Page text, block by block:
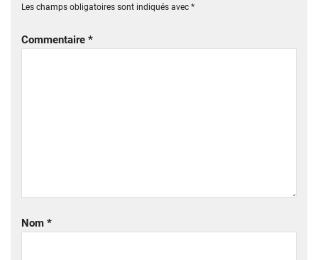
Les champs obligatoires sont indiqués avec *
Commentaire *
Nom *